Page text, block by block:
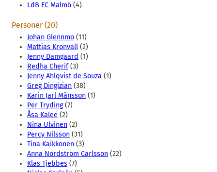
LdB FC Malmö (4)
Personer (20)
Johan Glennmo (11)
Mattias Kronvall (2)
Jenny Damgaard (1)
Redha Cherif(3)
Jenny Ahlqvist de Souza (1)
Greg Dingizian (38)
Karin Jarl Månsson (1)
Per Tryding(7)
Åsa Kalee (2)
Nina Ulvinen (2)
Percy Nilsson (31)
Tina Kaikkonen (3)
Anna Nordström Carlsson (22)
Klas Tjebbes (7)